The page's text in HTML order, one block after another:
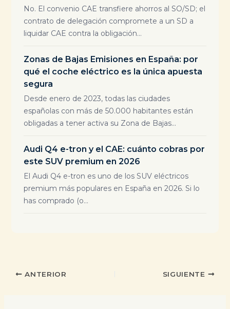
No. El convenio CAE transfiere ahorros al SO/SD; el
contrato de delegación compromete a un SD a
liquidar CAE contra la obligación...
Zonas de Bajas Emisiones en España: por
qué el coche eléctrico es la única apuesta
segura
Desde enero de 2023, todas las ciudades
españolas con más de 50.000 habitantes están
obligadas a tener activa su Zona de Bajas...
Audi Q4 e-tron y el CAE: cuánto cobras por
este SUV premium en 2026
El Audi Q4 e-tron es uno de los SUV eléctricos
premium más populares en España en 2026. Si lo
has comprado (o...
ANTERIOR SIGUIENTE